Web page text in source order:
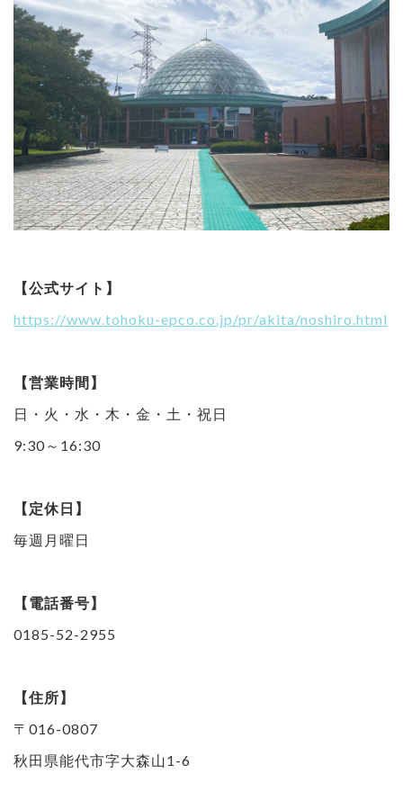
【公式サイト】
https://www.tohoku-epco.co.jp/pr/akita/noshiro.html
【営業時間】
日・火・水・木・金・土・祝日
9:30～16:30
【定休日】
毎週月曜日
【電話番号】
0185-52-2955
【住所】
〒016-0807
秋田県能代市字大森山1-6